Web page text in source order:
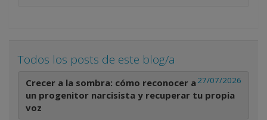
Todos los posts de este blog/a
27/07/2026
Crecer a la sombra: cómo reconocer a
un progenitor narcisista y recuperar tu propia
voz